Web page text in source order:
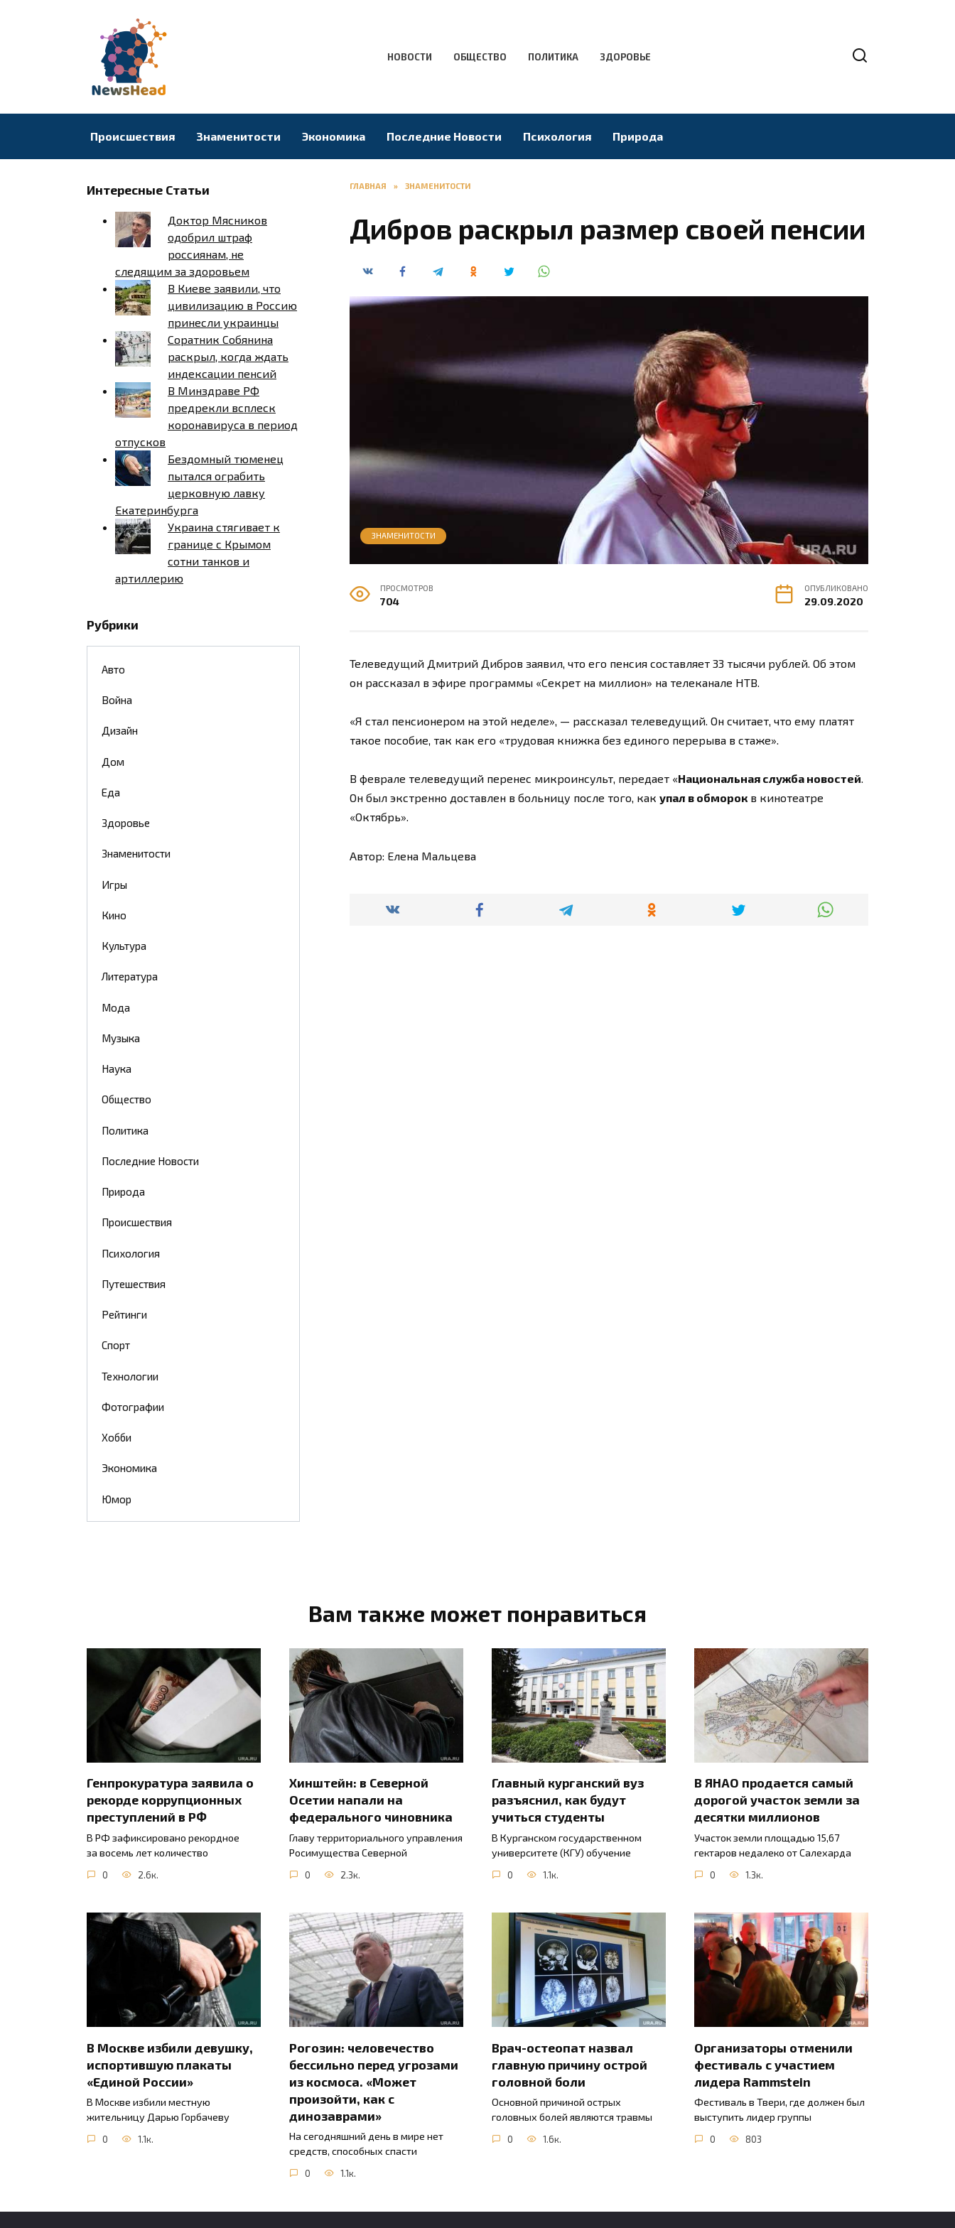
НОВОСТИ ОБЩЕСТВО ПОЛИТИКА ЗДОРОВЬЕ
Происшествия Знаменитости Экономика Последние Новости Психология Природа
ГЛАВНАЯ » ЗНАМЕНИТОСТИ
Дибров раскрыл размер своей пенсии
ЗНАМЕНИТОСТИ
ПРОСМОТРОВ
704
ОПУБЛИКОВАНО
29.09.2020
Телеведущий Дмитрий Дибров заявил, что его пенсия составляет 33 тысячи рублей. Об этом
он рассказал в эфире программы «Секрет на миллион» на телеканале НТВ.
«Я стал пенсионером на этой неделе», — рассказал телеведущий. Он считает, что ему платят
такое пособие, так как его «трудовая книжка без единого перерыва в стаже».
В феврале телеведущий перенес микроинсульт, передает «Национальная служба новостей.
Он был экстренно доставлен в больницу после того, как упал в обморок в кинотеатре
«Октябрь».
Автор: Елена Мальцева
Интересные Статьи
Доктор Мясников
одобрил штраф
россиянам, не
следящим за здоровьем
В Киеве заявили, что
цивилизацию в Россию
принесли украинцы
Соратник Собянина
раскрыл, когда ждать
индексации пенсий
В Минздраве РФ
предрекли всплеск
коронавируса в период
отпусков
Бездомный тюменец
пытался ограбить
церковную лавку
Екатеринбурга
Украина стягивает к
границе с Крымом
сотни танков и
артиллерию
Рубрики
Авто
Война
Дизайн
Дом
Еда
Здоровье
Знаменитости
Игры
Кино
Культура
Литература
Мода
Музыка
Наука
Общество
Политика
Последние Новости
Природа
Происшествия
Психология
Путешествия
Рейтинги
Спорт
Технологии
Фотографии
Хобби
Экономика
Юмор
Вам также может понравиться
Генпрокуратура заявила о
рекорде коррупционных
преступлений в РФ
В РФ зафиксировано рекордное
за восемь лет количество
0 2.6к.
Хинштейн: в Северной
Осетии напали на
федерального чиновника
Главу территориального управления
Росимущества Северной
0 2.3к.
Главный курганский вуз
разъяснил, как будут
учиться студенты
В Курганском государственном
университете (КГУ) обучение
0 1.1к.
В ЯНАО продается самый
дорогой участок земли за
десятки миллионов
Участок земли площадью 15,67
гектаров недалеко от Салехарда
0 1.3к.
В Москве избили девушку,
испортившую плакаты
«Единой России»
В Москве избили местную
жительницу Дарью Горбачеву
0 1.1к.
Рогозин: человечество
бессильно перед угрозами
из космоса. «Может
произойти, как с
динозаврами»
На сегодняшний день в мире нет
средств, способных спасти
0 1.1к.
Врач-остеопат назвал
главную причину острой
головной боли
Основной причиной острых
головных болей являются травмы
0 1.6к.
Организаторы отменили
фестиваль с участием
лидера Rammstein
Фестиваль в Твери, где должен был
выступить лидер группы
0 803